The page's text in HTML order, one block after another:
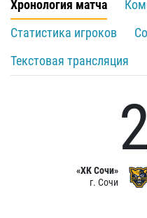
Хронология матча
Статистика игроков
Текстовая трансляция
«ХК Сочи»
г. Сочи